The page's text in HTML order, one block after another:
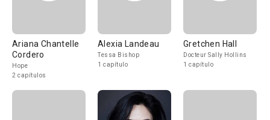
Ariana Chantelle
Cordero
Hope
2 capítulos
Alexia Landeau
Tessa Bishop
1 capítulo
Gretchen Hall
Docteur Sally Hollins
1 capítulo